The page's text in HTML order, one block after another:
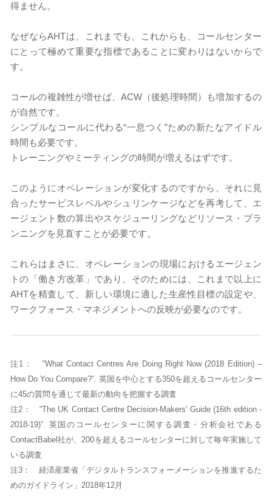
得ません。
なぜならAHTは、これまでも、これからも、コールセンター
にとって極めて重要な指標であることに変わりはないからで
す。
コールの複雑性が増せば、ACW（後処理時間）も増加するの
が自然です。
シンプルなコールに代わる“一息つく”ための新たなアイドル
時間も必要です。
トレーニングやミーティングの時間が増えるはずです。
このようにオペレーションが変化するのですから、それに見
合ったサービスレベルやシュリンケージなどを再考して、エ
ージェント数の算出やスケジューリングなどリソース・プラ
ンニングを見直すことが必要です。
これらはまさに、オペレーションの現場におけるエージェン
トの「働き方改革」であり、そのためには、これまで以上に
AHTを精査して、新しい環境に適した生産性目標の設定や、
ワークフォース・マネジメントへの反映が必要なのです。
注1： “What Contact Centres Are Doing Right Now (2018 Edition) –
How Do You Compare?”. 英国を中心とする350を超えるコールセンター
に45の質問を通じて最新の動向を把握する調査
注2： “The UK Contact Centre Decision-Makers' Guide (16th edition -
2018-19)”. 英国のコールセンターに関する調査・分析会社である
ContactBabel社が、200を超えるコールセンターに対して毎年実施して
いる調査
注3： 経済産業省「デジタルトランスフォーメーションを推進するた
めのガイドライン」2018年12月